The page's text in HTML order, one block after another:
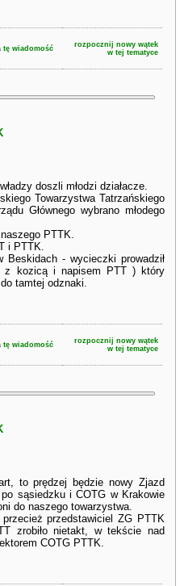
tę wiadomość
rozpocznij nowy wątek
w tej tematyce
doszli młodzi działacze.
Towarzystwa Tatrzańskiego
Głównego wybrano młodego
PTTK.
i PTTK.
Beskidach - wycieczki prowadził
z kozicą i napisem PTT ) który
tamtej odznaki.
tę wiadomość
rozpocznij nowy wątek
w tej tematyce
to prędzej będzie nowy Zjazd
po sąsiedzku i COTG w Krakowie
do naszego towarzystwa.
przedstawiciel ZG PTTK
zrobiło nietakt, w tekście nad
COTG PTTK.